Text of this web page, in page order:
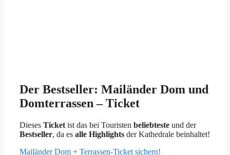
Der Bestseller: Mailänder Dom und
Domterrassen – Ticket
Dieses Ticket ist das bei Touristen beliebteste und der
Bestseller, da es alle Highlights der Kathedrale beinhaltet!
Mailänder Dom + Terrassen-Ticket sichern!